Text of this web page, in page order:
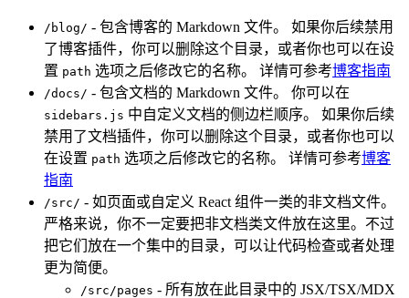
/blog/ - 包含博客的 Markdown 文件。 如果你后续禁用
了博客插件，你可以删除这个目录，或者你也可以在设
置 path 选项之后修改它的名称。 详情可参考博客指南
/docs/ - 包含文档的 Markdown 文件。 你可以在
sidebars.js 中自定义文档的侧边栏顺序。 如果你后续
禁用了文档插件，你可以删除这个目录，或者你也可以
在设置 path 选项之后修改它的名称。 详情可参考博客
指南
/src/ - 如页面或自定义 React 组件一类的非文档文件。
严格来说，你不一定要把非文档类文件放在这里。不过
把它们放在一个集中的目录，可以让代码检查或者处理
更为简便。
/src/pages - 所有放在此目录中的 JSX/TSX/MDX